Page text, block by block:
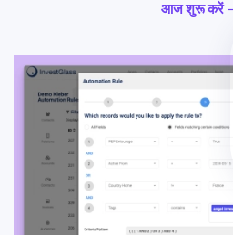
आज शुरू करें